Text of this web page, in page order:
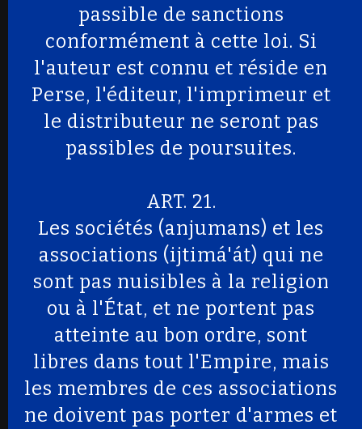
passible de sanctions
conformément à cette loi. Si
l'auteur est connu et réside en
Perse, l'éditeur, l'imprimeur et
le distributeur ne seront pas
passibles de poursuites.
ART. 21.
Les sociétés (anjumans) et les
associations (ijtimá'át) qui ne
sont pas nuisibles à la religion
ou à l'État, et ne portent pas
atteinte au bon ordre, sont
libres dans tout l'Empire, mais
les membres de ces associations
ne doivent pas porter d'armes et